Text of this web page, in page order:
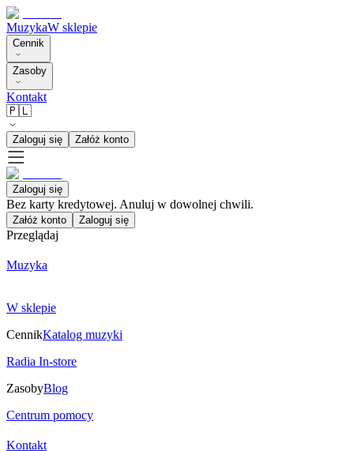
MuzykaW sklepie
Cennik
Zasoby
Kontakt
🇵🇱
Zaloguj się Załóż konto
Zaloguj się
Bez karty kredytowej. Anuluj w dowolnej chwili.
Załóż konto Zaloguj się
Przeglądaj
Muzyka
W sklepie
CennikKatalog muzyki
Radia In-store
ZasobyBlog
Centrum pomocy
Kontakt